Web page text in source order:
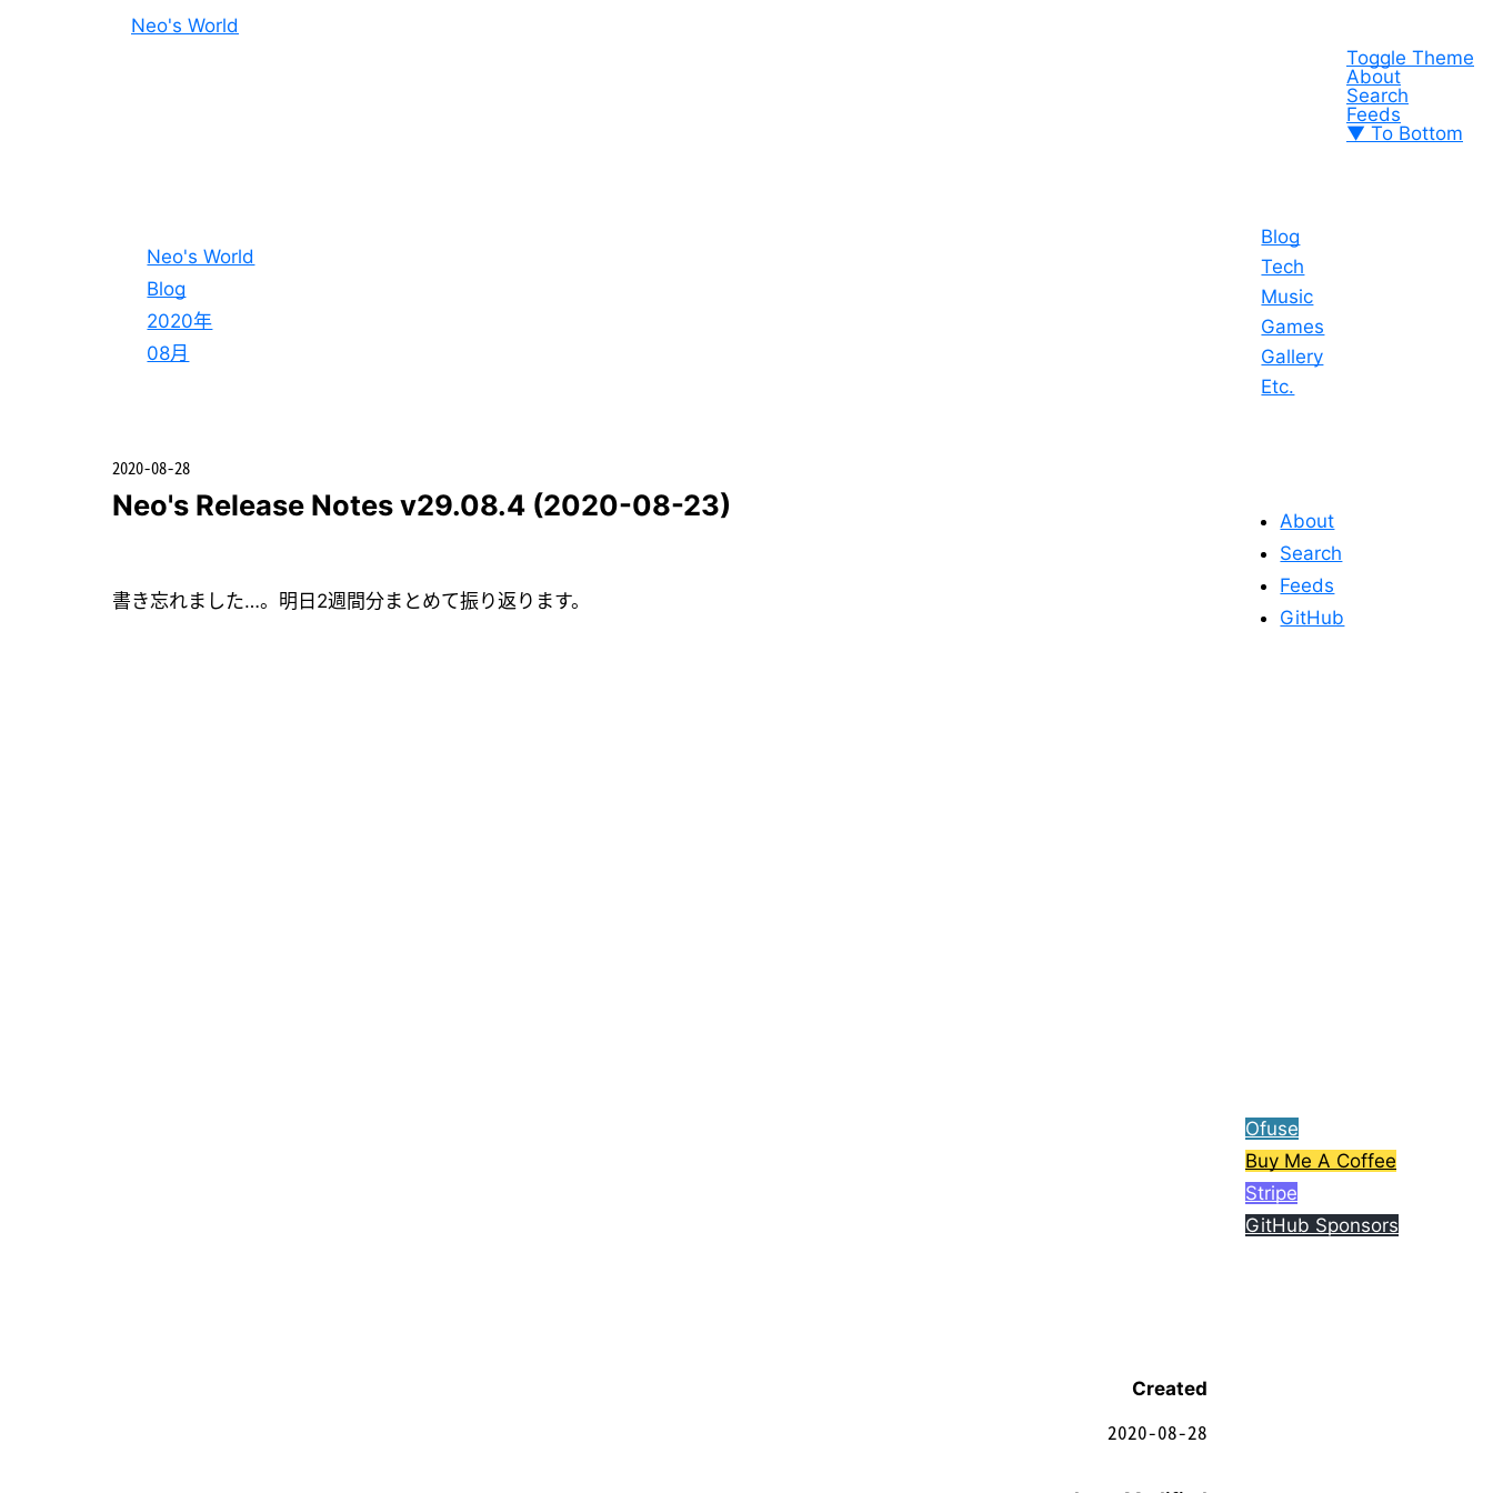
Neo's World
Toggle Theme
About
Search
Feeds
▼ To Bottom
Blog
Tech
Music
Games
Gallery
Etc.
Neo's World
Blog
2020年
08月
2020-08-28
Neo's Release Notes v29.08.4 (2020-08-23)
書き忘れました…。明日2週間分まとめて振り返ります。
Ofuse
Buy Me A Coffee
Stripe
GitHub Sponsors
Created
2020-08-28
About
Search
Feeds
GitHub